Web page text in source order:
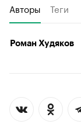
Авторы Теги
Роман Худяков